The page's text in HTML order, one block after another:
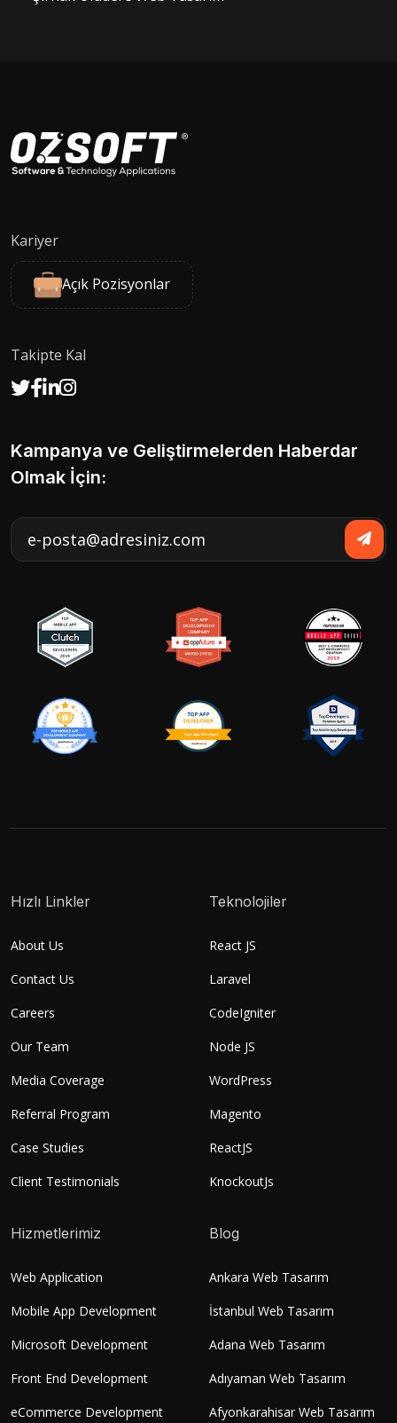
Kariyer
Açık Pozisyonlar
Takipte Kal
Kampanya ve Geliştirmelerden Haberdar
Olmak İçin:
Hızlı Linkler
About Us
Contact Us
Careers
Our Team
Media Coverage
Referral Program
Case Studies
Client Testimonials
Teknolojiler
React JS
Laravel
CodeIgniter
Node JS
WordPress
Magento
ReactJS
KnockoutJs
Hizmetlerimiz
Web Application
Mobile App Development
Microsoft Development
Front End Development
eCommerce Development
Blog
Ankara Web Tasarım
İstanbul Web Tasarım
Adana Web Tasarım
Adıyaman Web Tasarım
Afyonkarahisar Web Tasarım